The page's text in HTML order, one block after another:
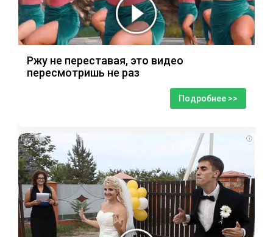
Ржу не переставая, это видео
пересмотришь не раз
Подробнее >>
i